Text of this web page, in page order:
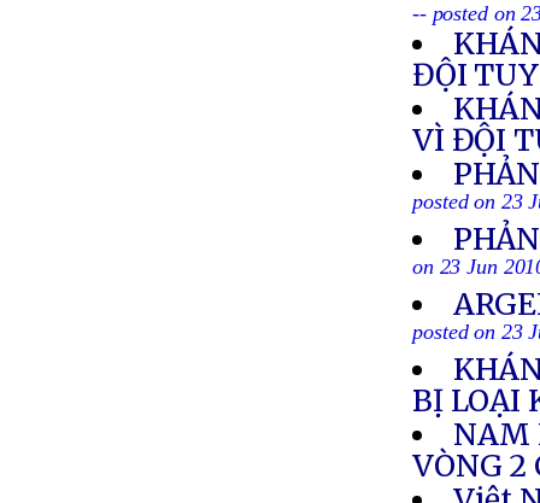
-- posted on
ĐỘI
VÌ ĐỘI
posted on 23
on 23 Jun
posted on 23
BỊ LOẠI
NAM
VÒNG 2